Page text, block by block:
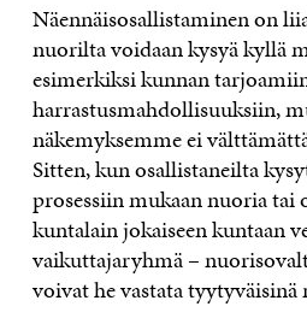
Näennäisosallistaminen on
nuorilta voidaan kysyä kyllä
esimerkiksi kunnan
harrastusmahdollisuuksiin,
näkemyksemme ei
Sitten, kun osallistaneilta
prosessiin mukaan nuoria tai
kuntalain jokaiseen kuntaan
vaikuttajaryhmä –
voivat he vastata tyytyväisinä